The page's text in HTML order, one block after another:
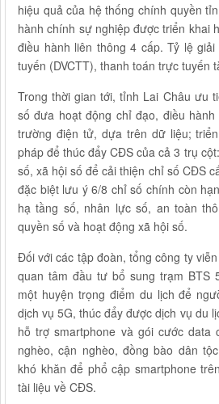
hiệu quả của hệ thống chính quyền
hành chính sự nghiệp được triển khai
điều hành liên thông 4 cấp. Tỷ lệ
tuyến (DVCTT), thanh toán trực tuyến
Trong thời gian tới, tỉnh Lai Châu ưu
số đưa hoạt động chỉ đạo, điều
trường điện tử, dựa trên dữ liệu;
pháp để thúc đẩy CĐS của cả 3 trụ
số, xã hội số để cải thiện chỉ số CĐS
đặc biệt lưu ý 6/8 chỉ số chính còn
hạ tầng số, nhân lực số, an toàn
quyền số và hoạt động xã hội số.
Đối với các tập đoàn, tổng công ty
quan tâm đầu tư bổ sung trạm BTS
một huyện trọng điểm du lịch để
dịch vụ 5G, thúc đẩy được dịch vụ du
hỗ trợ smartphone và gói cước data
nghèo, cận nghèo, đồng bào dân
khó khăn để phổ cập smartphone
tài liệu về CĐS.